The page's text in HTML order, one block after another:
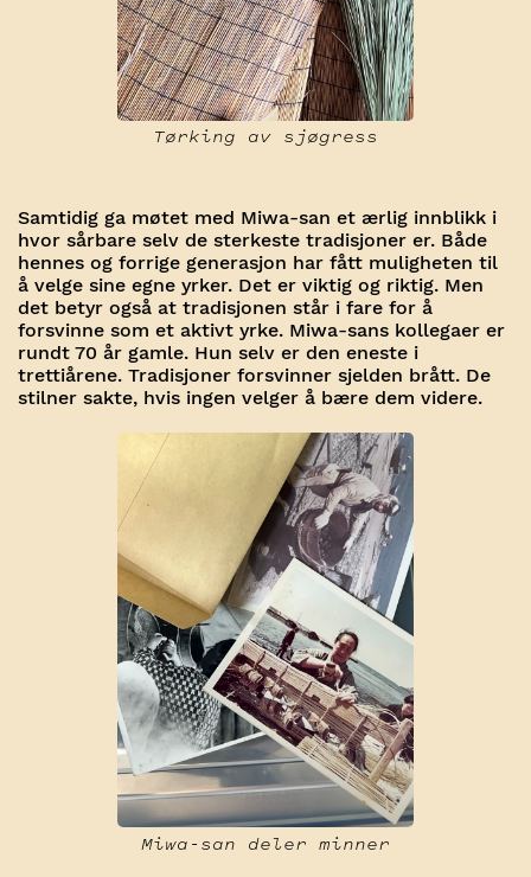
Tørking av sjøgress
Samtidig ga møtet med Miwa-san et ærlig innblikk i
hvor sårbare selv de sterkeste tradisjoner er. Både
hennes og forrige generasjon har fått muligheten til
å velge sine egne yrker. Det er viktig og riktig. Men
det betyr også at tradisjonen står i fare for å
forsvinne som et aktivt yrke. Miwa-sans kollegaer er
rundt 70 år gamle. Hun selv er den eneste i
trettiårene. Tradisjoner forsvinner sjelden brått. De
stilner sakte, hvis ingen velger å bære dem videre.
Miwa-san deler minner